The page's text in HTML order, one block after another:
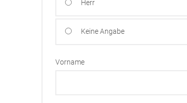
Herr
Keine Angabe
Vorname